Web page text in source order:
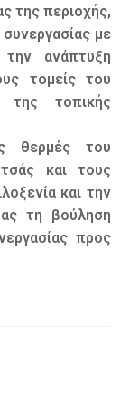
της περιοχής,
με
ανάπτυξη
τομείς του
της τοπικής
θερμές του
και τους
και την
τη βούληση
προς